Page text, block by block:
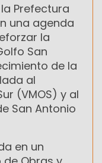
Prefectura
una agenda
la
San
de la
al
(VMOS) y al
San Antonio
en un